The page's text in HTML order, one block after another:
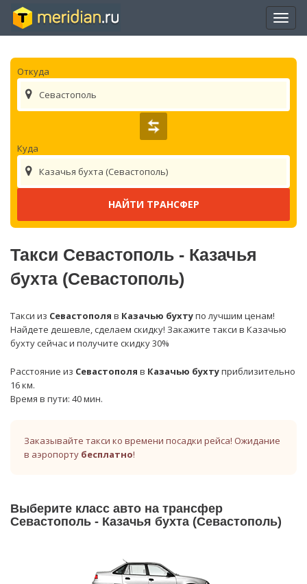
Откуда
Севастополь
Куда
Казачья бухта (Севастополь)
Такси Севастополь - Казачья
бухта (Севастополь)
Такси из Севастополя в Казачью бухтупо лучшим ценам!
Найдете дешевле, сделаем скидку! Закажите такси в Казачью
бухту сейчас и получите скидку 30%
Расстояние из Севастополя в Казачью бухтуприблизительно
16 км.
Время в пути: 40 мин.
Заказывайте такси ко времени посадки рейса! Ожидание
в аэропорту бесплатно!
Выберите класс авто на трансфер
Севастополь - Казачья бухта (Севастополь)